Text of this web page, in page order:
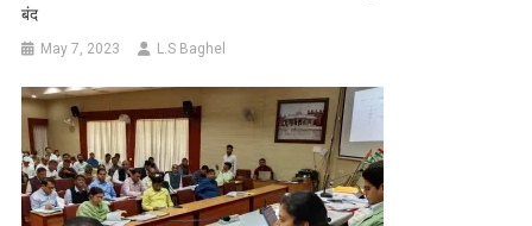
बंद
May 7, 2023 L.S Baghel